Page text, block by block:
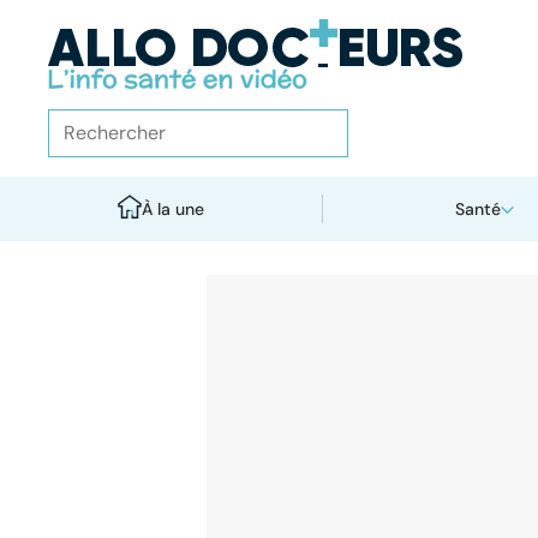
À la une Santé